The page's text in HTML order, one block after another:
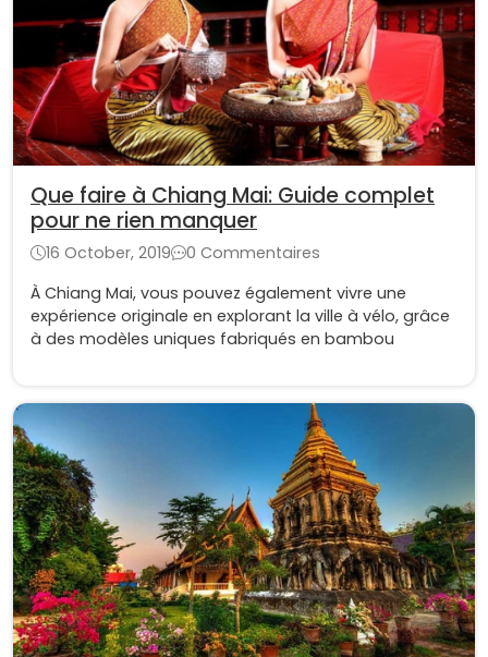
Que faire à Chiang Mai: Guide complet
pour ne rien manquer
16 October, 2019
0 Commentaires
À Chiang Mai, vous pouvez également vivre une
expérience originale en explorant la ville à vélo, grâce
à des modèles uniques fabriqués en bambou